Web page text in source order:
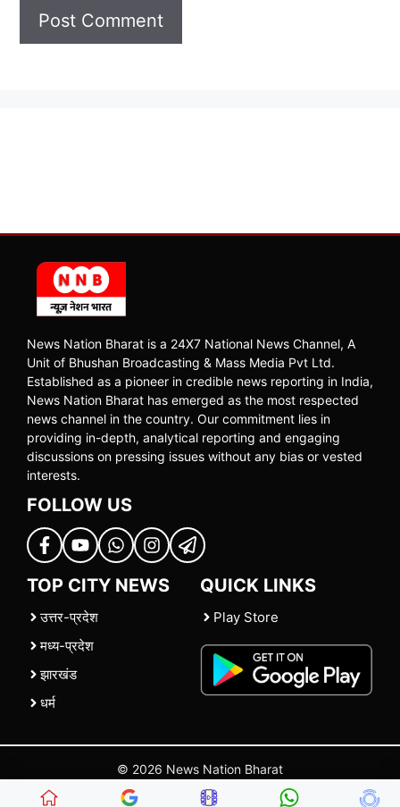
News Nation Bharat is a 24X7 National News Channel, A
Unit of Bhushan Broadcasting & Mass Media Pvt Ltd.
Established as a pioneer in credible news reporting in India,
News Nation Bharat has emerged as the most respected
news channel in the country. Our commitment lies in
providing in-depth, analytical reporting and engaging
discussions on pressing issues without any bias or vested
interests.
FOLLOW US
TOP CITY NEWS
उत्तर-प्रदेश
मध्य-प्रदेश
झारखंड
धर्म
QUICK LINKS
Play Store
© 2026 News Nation Bharat
| |Contact Us |Policies Terms and Conditions